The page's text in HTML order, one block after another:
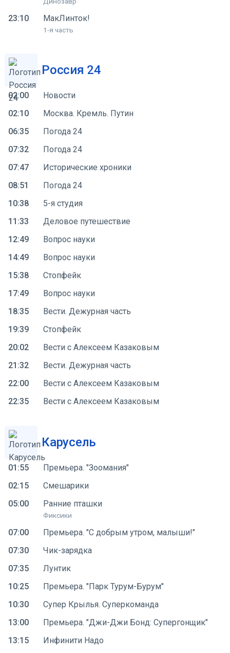
23:10 МакЛинток!
1-я часть
Россия 24
02:00
Новости
02:10
Москва. Кремль. Путин
06:35
Погода 24
07:32
Погода 24
07:47
Исторические хроники
08:51
Погода 24
10:38
5-я студия
11:33
Деловое путешествие
12:49
Вопрос науки
14:49
Вопрос науки
15:38
Стопфейк
17:49
Вопрос науки
18:35
Вести. Дежурная часть
19:39
Стопфейк
20:02
Вести с Алексеем Казаковым
21:32
Вести. Дежурная часть
22:00
Вести с Алексеем Казаковым
22:35
Вести с Алексеем Казаковым
Карусель
01:55
Премьера. "Зоомания"
02:15
Смешарики
05:00
Ранние пташки
Фиксики
07:00
Премьера. "С добрым утром, малыши!"
07:30
Чик-зарядка
07:35
Лунтик
10:25
Премьера. "Парк Турум-Бурум"
10:30
Супер Крылья. Суперкоманда
13:00
Премьера. "Джи-Джи Бонд: Супергонщик"
13:15
Инфинити Надо